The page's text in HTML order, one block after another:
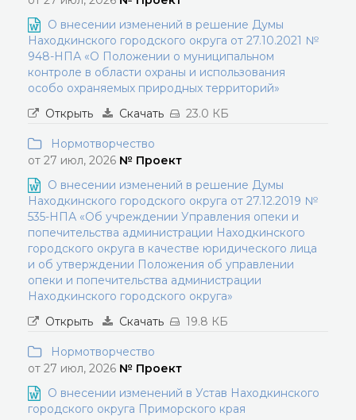
О внесении изменений в решение Думы
Находкинского городского округа от 27.10.2021 №
948-НПА «О Положении о муниципальном
контроле в области охраны и использования
особо охраняемых природных территорий»
Открыть
Скачать 23.0 КБ
Нормотворчество
от 27 июл, 2026 № Проект
О внесении изменений в решение Думы
Находкинского городского округа от 27.12.2019 №
535-НПА «Об учреждении Управления опеки и
попечительства администрации Находкинского
городского округа в качестве юридического лица
и об утверждении Положения об управлении
опеки и попечительства администрации
Находкинского городского округа»
Открыть
Скачать 19.8 КБ
Нормотворчество
от 27 июл, 2026 № Проект
О внесении изменений в Устав Находкинского
городского округа Приморского края